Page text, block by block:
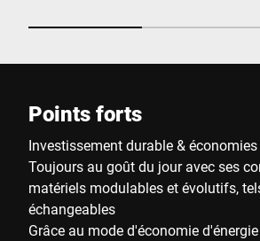
Points forts
Investissement durable & économies
Toujours au goût du jour avec ses
matériels modulables et évolutifs,
échangeables
Grâce au mode d'économie